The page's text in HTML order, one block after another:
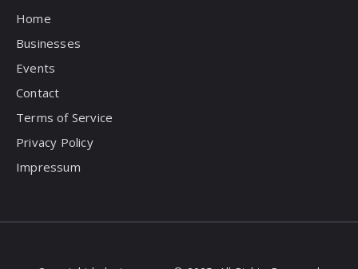
Home
Businesses
Events
Contact
Terms of Service
Privacy Policy
Impressum